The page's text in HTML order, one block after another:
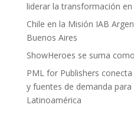
liderar la transformación
Chile en la Misión IAB
Buenos Aires
ShowHeroes se suma
PML for Publishers
y fuentes de demanda para
Latinoamérica